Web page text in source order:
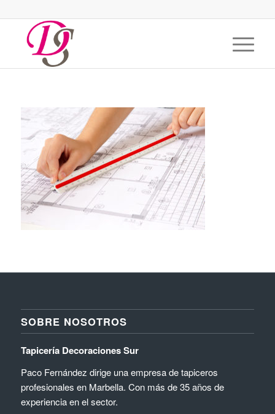
SOBRE NOSOTROS
Tapicería Decoraciones Sur
Paco Fernández dirige una empresa de tapiceros
profesionales en Marbella. Con más de 35 años de
experiencia en el sector.